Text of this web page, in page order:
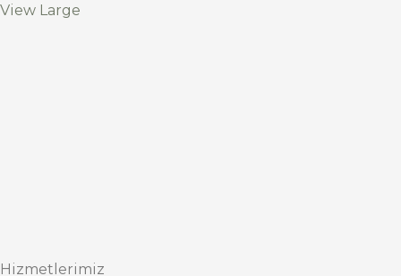
View Large
Hizmetlerimiz